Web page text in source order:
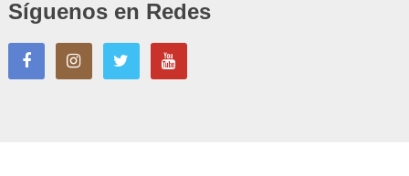
Síguenos en Redes